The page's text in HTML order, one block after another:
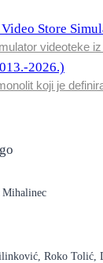
videoteke
koji je
Roko Tolić,